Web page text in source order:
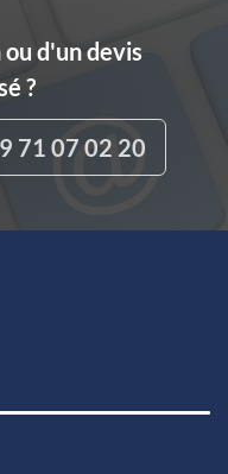
d'un devis
?
71 07 02 20